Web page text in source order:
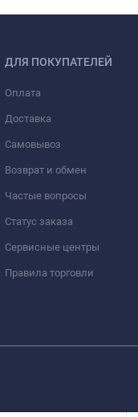
ДЛЯ ПОКУПАТЕЛЕЙ
Оплата
Доставка
Самовывоз
Возврат и обмен
Частые вопросы
Статус заказа
Сервисные центры
Правила торговли